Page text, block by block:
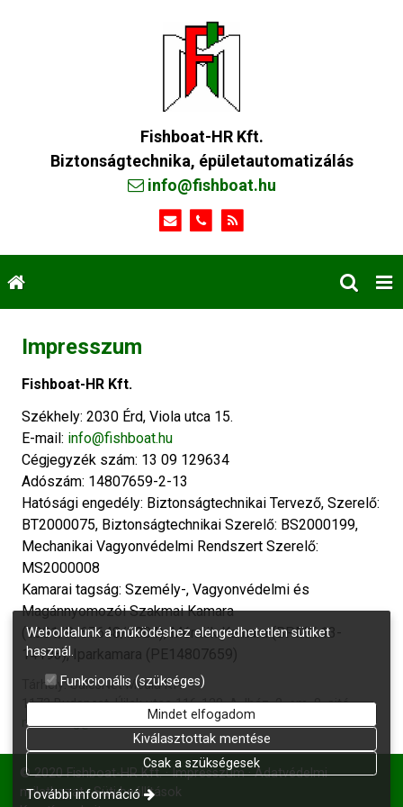
Fishboat-HR Kft.
Biztonságtechnika, épületautomatizálás
info@fishboat.hu
Impresszum
Fishboat-HR Kft.
Székhely: 2030 Érd, Viola utca 15.
E-mail: info@fishboat.hu
Cégjegyzék szám: 13 09 129634
Adószám: 14807659-2-13
Hatósági engedély: Biztonságtechnikai Tervező, Szerelő:
BT2000075, Biztonságtechnikai Szerelő: BS2000199,
Mechanikai Vagyonvédelmi Rendszert Szerelő:
MS2000008
Kamarai tagság: Személy-, Vagyonvédelmi és
Magánnyomozói Szakmai Kamara
(1301/R/67648/2004), Mérnök Kamara (BPMK 13-
14193), Iparkamara (PE14807659)
Tárhely: SalesNet Média Kft.
1173 Budapest, Újlak utca 116-128. A. lház. 2. em. 8. ajtó
marketing@salesnet.hu
© 2020 Fishboat-HR Kft. Impresszum
Adatvédelmi
nyilatkozat
Süti beállítások
Weboldalunk a működéshez elengedhetetlen sütiket
használ.
Funkcionális (szükséges)
Mindet elfogadom
Kiválasztottak mentése
Csak a szükségesek
További információ